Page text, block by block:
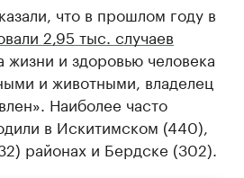
что в прошлом году в
2,95 тыс. случаев
жизни и здоровью человека
и животными, владелец
Наиболее часто
в Искитимском (440),
районах и Бердске (302).